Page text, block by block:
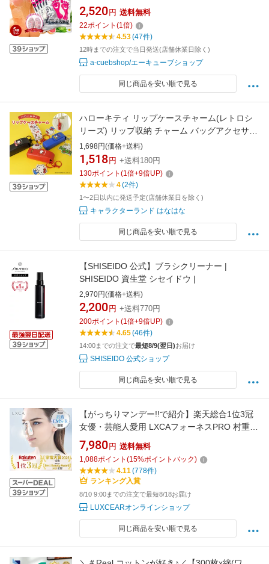
かと 角質除去 足 角質取り パック フットパック
履くだけ40分 削らない かかとケア ガサガサ 素
足ケア サンダル前 27cmまで 送料無料
2,520 円 送料無料
22ポイント (1倍)
4.53(47件)
12時までの注文で当日発送(店舗休業日除く)
a-cuebshop/エーキューブショップ
同じ商品を安い順で見る
ハローキティ リップケースチャーム(レトロシ
リーズ) リップ収納 チャーム バッグアクセサリ
ー
1,698円(価格+送料)
1,518 円 +送料180円
130ポイント (1倍+9倍UP)
4(2件)
1〜2日以内に発送予定(店舗休業日を除く)
キャラクターランド はなはな
同じ商品を安い順で見る
【SHISEIDO 公式】ブラシクリーナー |
SHISEIDO 資生堂 シセイドウ |
2,970円(価格+送料)
2,200 円 +送料770円
200ポイント (1倍+9倍UP)
4.65(46件)
14:00までの注文で最短8/9(翌日)お届け
SHISEIDO 公式ショップ
同じ商品を安い順で見る
【がっちりマンデー!!で紹介】楽天総合1位3冠
女優・芸能人愛用 LXCAフォーネスPRO 村重杏
奈アンバサダーNo1鼻専用美顔器 ノーズクリッ
プ 鼻 高く EMS 鼻矯正 Eライン 鼻クリップ 鼻
プチ 鼻矯正 美鼻 ノーズアップピン 鼻高 鼻筋ピ
ン ホームエステ ルクセア 鼻美顔器
7,980 円 送料無料
1,088ポイント (15%ポイントバック)
4.11(778件)
ランキング入賞
8/10 9:00までの注文で最短8/18お届け
LUXCEARオンラインショップ
同じ商品を安い順で見る